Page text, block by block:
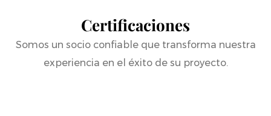
Cerrar con llave:cerradura cuadrada
pequeña
Base de producción:Shandong Qihe
Certificaciones
Somos un socio confiable que transforma nuestra
experiencia en el éxito de su proyecto.